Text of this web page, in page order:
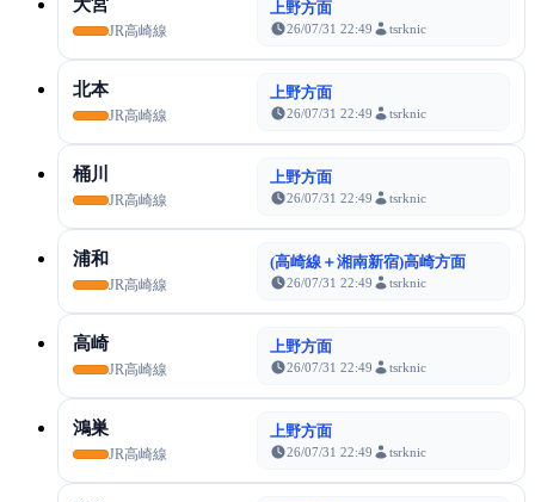
大宮
JR高崎線
上野方面
26/07/31 22:49 tsrknic
北本
JR高崎線
上野方面
26/07/31 22:49 tsrknic
桶川
JR高崎線
上野方面
26/07/31 22:49 tsrknic
浦和
JR高崎線
(高崎線＋湘南新宿)高崎方面
26/07/31 22:49 tsrknic
高崎
JR高崎線
上野方面
26/07/31 22:49 tsrknic
鴻巣
JR高崎線
上野方面
26/07/31 22:49 tsrknic